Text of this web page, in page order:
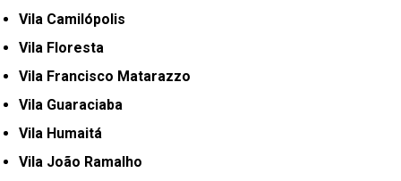
Vila Camilópolis
Vila Floresta
Vila Francisco Matarazzo
Vila Guaraciaba
Vila Humaitá
Vila João Ramalho